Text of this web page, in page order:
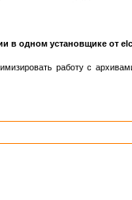
в одном установщике от
работу с